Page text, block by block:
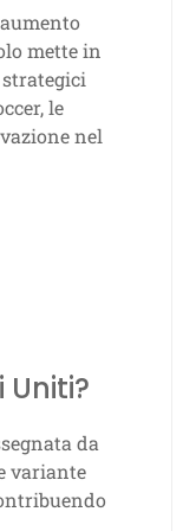
mette in
le
nel
da
variante